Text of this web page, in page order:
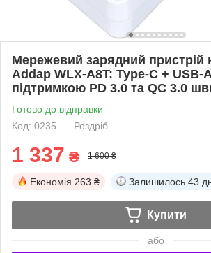
Мережевий зарядний пристрій
Addap WLX-A8T: Type-C + USB-A
підтримкою PD 3.0 та QC 3.0
Готово до відправки
Код: 0235
Роздріб
1 337 ₴ 1 600 ₴
Економія 263 ₴ Залишилось 43
Купити
або